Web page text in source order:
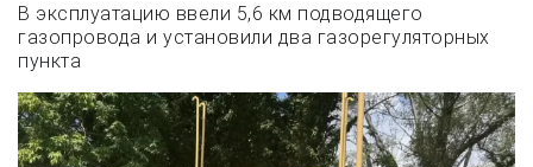
В эксплуатацию ввели 5,6 км подводящего
газопровода и установили два газорегуляторных
пункта